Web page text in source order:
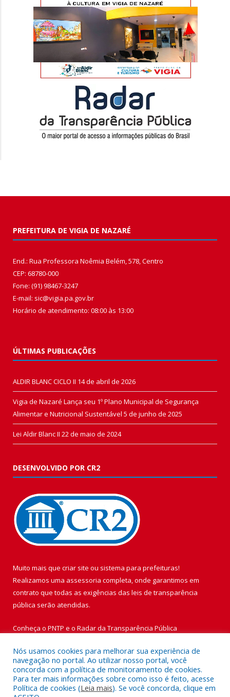
PREFEITURA DE VIGIA DE NAZARÉ
End.: Rua Professora Noêmia Belém, 578, Centro
CEP: 68780-000
Fone: (91) 98467-3247
E-mail: sic@vigia.pa.gov.br
Horário de atendimento: 08:00 às 13:00
ÚLTIMAS PUBLICAÇÕES
ALDIR BLANC CICLO II 14 de abril de 2026
Vigia de Nazaré Lança seu 1º Plano Municipal de Segurança
Alimentar e Nutricional Sustentável 5 de junho de 2025
Lei Aldir Blanc II 22 de maio de 2024
DESENVOLVIDO POR CR2
Muito mais que criar site ou sistema para prefeituras!
Realizamos uma assessoria completa, onde garantimos em
contrato que todas as exigências das leis de transparência
pública serão atendidas.
Conheça o PNTP e o Radar da Transparência Pública
Todos os direitos reservados a Prefeitura Municipal de Vigia de
Nazaré.
Nós usamos cookies para melhorar sua experiência de
navegação no portal. Ao utilizar nosso portal, você
concorda com a política de monitoramento de cookies.
Para ter mais informações sobre como isso é feito, acesse
Política de cookies (Leia mais). Se você concorda, clique em